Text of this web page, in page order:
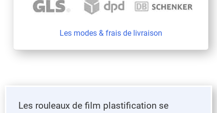
Les modes & frais de livraison
Les rouleaux de film plastification se